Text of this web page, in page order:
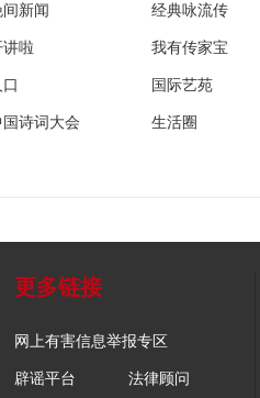
间新闻 经典咏流传
讲啦 我有传家宝
口 国际艺苑
国诗词大会 生活圈
更多链接
网上有害信息举报专区
辟谣平台 法律顾问